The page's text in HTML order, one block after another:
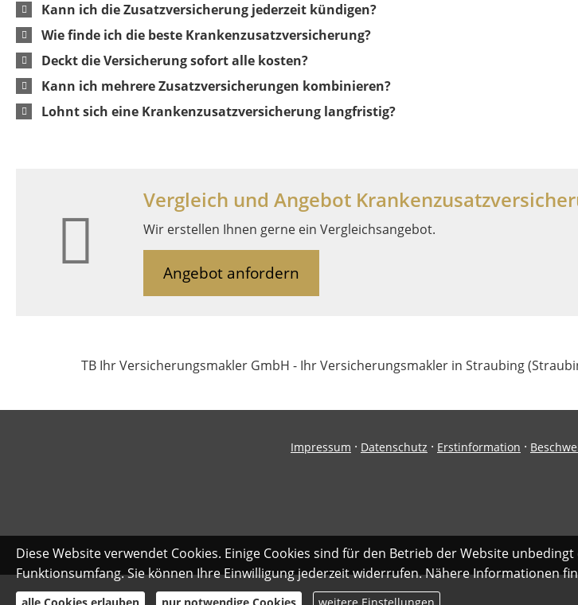
Kann ich die Zusatzversicherung jederzeit kündigen?
Wie finde ich die beste Krankenzusatzversicherung?
Deckt die Versicherung sofort alle kosten?
Kann ich mehrere Zusatzversicherungen kombinieren?
Lohnt sich eine Krankenzusatzversicherung langfristig?
Vergleich und Angebot
Wir erstellen Ihnen gerne ein Vergleichsangebot.
Angebot anfordern
TB Ihr Versicherungsmakler GmbH - Ihr Versicherungsmakler in Straubing
Impressum · Datenschutz · Erstinformation ·
Diese Website verwendet Cookies. Einige Cookies sind für den Betrieb der Website
Funktionsumfang. Sie können Ihre Einwilligung jederzeit widerrufen. Nähere Informationen